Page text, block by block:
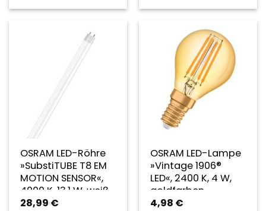
OSRAM LED-Röhre
»SubstiTUBE T8 EM
MOTION SENSOR«,
4000 K, 13,1 W, weiß
– weiss
28,99 €
OSRAM LED-Lampe
»Vintage 1906®
LED«, 2400 K, 4 W,
goldfarben
4,98 €